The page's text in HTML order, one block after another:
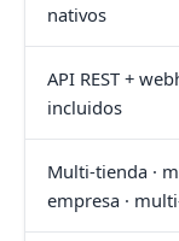
nativos
API REST +
incluidos
Multi-tienda ·
empresa ·